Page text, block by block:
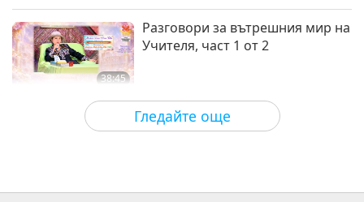
Гледайте още
38:45
Разговори за вътрешния мир на
Учителя, част 1 от 2
Между Учителя и учениците 2026-08-06
25:38